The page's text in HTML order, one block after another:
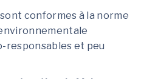
conformes à la norme
responsables et peu